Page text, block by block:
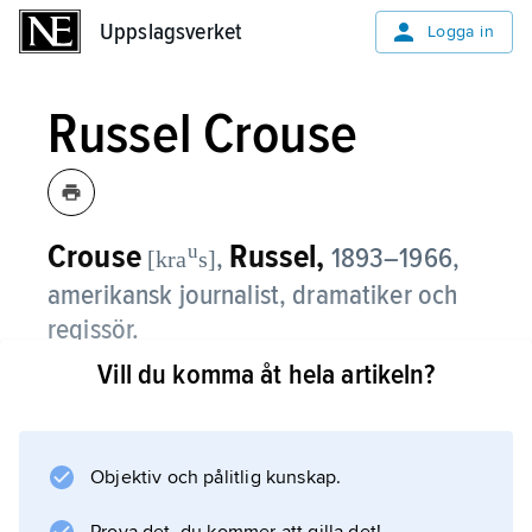
Uppslagsverket Logga in
Russel Crouse
Crouse [kraus], Russel, 1893–1966,
amerikansk journalist, dramatiker och
regissör.
Russel Crouse publicerade sitt första drama,
med
Vill du komma åt hela artikeln?
Objektiv och pålitlig kunskap.